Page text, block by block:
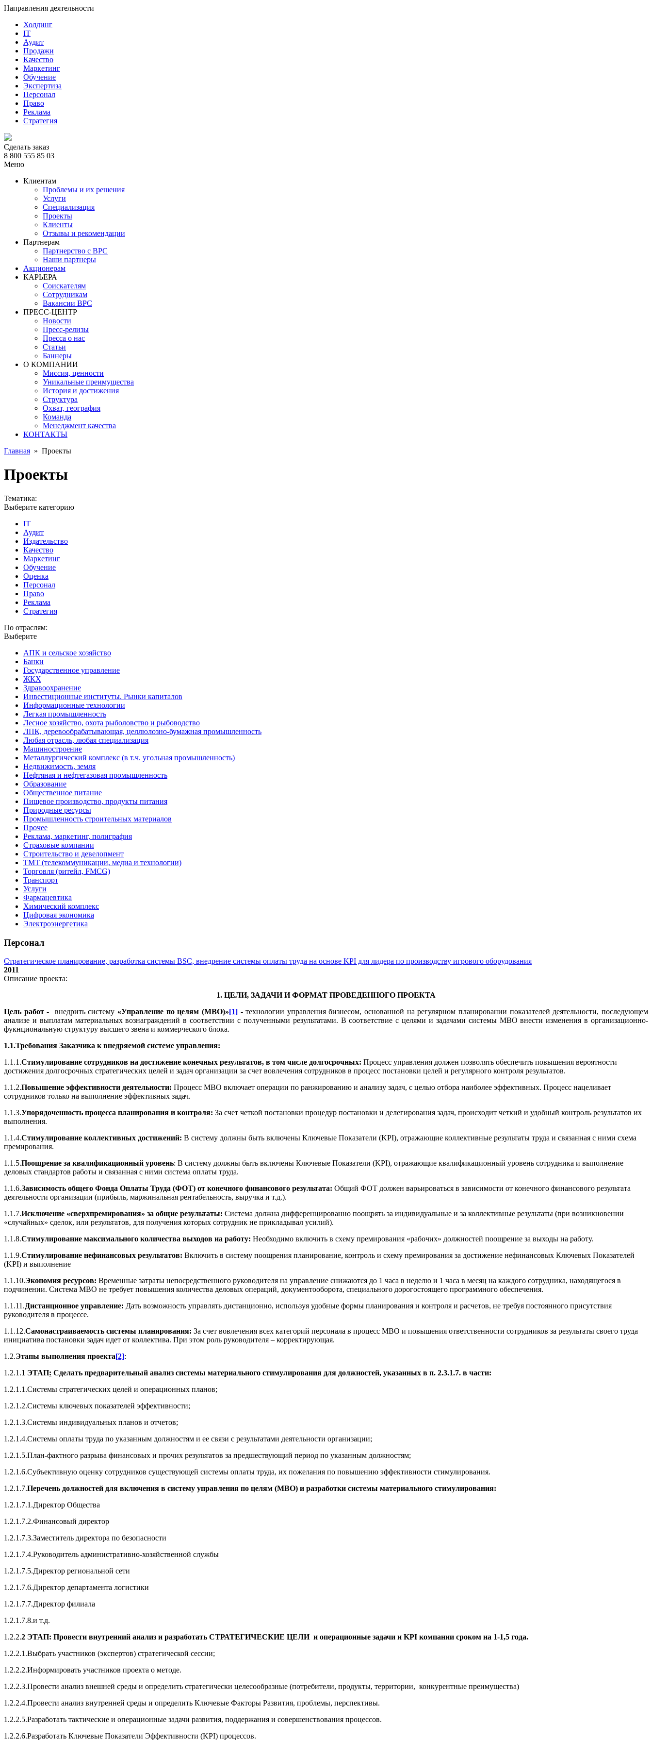
Направления деятельности
Холдинг
IT
Аудит
Продажи
Качество
Маркетинг
Обучение
Экспертиза
Персонал
Право
Реклама
Стратегия
Сделать заказ
8 800 555 85 03
Меню
Клиентам
Проблемы и их решения
Услуги
Специализация
Проекты
Клиенты
Отзывы и рекомендации
Партнерам
Партнерство с BPC
Наши партнеры
Акционерам
КАРЬЕРА
Соискателям
Сотрудникам
Вакансии BPC
ПРЕСС-ЦЕНТР
Новости
Пресс-релизы
Пресса о нас
Статьи
Баннеры
О КОМПАНИИ
Миссия, ценности
Уникальные преимущества
История и достижения
Структура
Охват, география
Команда
Менеджмент качества
КОНТАКТЫ
Главная » Проекты
Проекты
Тематика:
Выберите категорию
IT
Аудит
Издательство
Качество
Маркетинг
Обучение
Оценка
Персонал
Право
Реклама
Стратегия
По отраслям:
Выберите
АПК и сельское хозяйство
Банки
Государственное управление
ЖКХ
Здравоохранение
Инвестиционные институты. Рынки капиталов
Информационные технологии
Легкая промышленность
Лесное хозяйство, охота рыболовство и рыбоводство
ЛПК, деревообрабатывающая, целлюлозно-бумажная промышленность
Любая отрасль, любая специализация
Машиностроение
Металлургический комплекс (в т.ч. угольная промышленность)
Недвижимость, земля
Нефтяная и нефтегазовая промышленность
Образование
Общественное питание
Пищевое производство, продукты питания
Природные ресурсы
Промышленность строительных материалов
Прочее
Реклама, маркетинг, полиграфия
Страховые компании
Строительство и девелопмент
ТМТ (телекоммуникации, медиа и технологии)
Торговля (ритейл, FMCG)
Транспорт
Услуги
Фармацевтика
Химический комплекс
Цифровая экономика
Электроэнергетика
Персонал
Стратегическое планирование, разработка системы BSC, внедрение системы оплаты труда на основе KPI для лидера по производству игрового оборудования
2011
Описание проекта:
1. ЦЕЛИ, ЗАДАЧИ И ФОРМАТ ПРОВЕДЕННОГО ПРОЕКТА
Цель работ- внедрить систему «Управление по целям (МВО)»[1]- технологии управления бизнесом, основанной на регулярном планировании показателей деятельности, последующем
анализе и выплатам материальных вознаграждений в соответствии с полученными результатами. В соответствие с целями и задачами системы МВО внести изменения в организационно-
фукнциональную структуру высшего звена и коммерческого блока.
1.1.Требования Заказчика к внедряемой системе управления:
1.1.1.Стимулирование сотрудников на достижение конечных результатов, в том числе долгосрочных: Процесс управления должен позволять обеспечить повышения вероятности
достижения долгосрочных стратегических целей и задач организации за счет вовлечения сотрудников в процесс постановки целей и регулярного контроля результатов.
1.1.2.Повышение эффективности деятельности: Процесс МВО включает операции по ранжированию и анализу задач, с целью отбора наиболее эффективных. Процесс нацеливает
сотрудников только на выполнение эффективных задач.
1.1.3.Упорядоченность процесса планирования и контроля: За счет четкой постановки процедур постановки и делегирования задач, происходит четкий и удобный контроль результатов их
выполнения.
1.1.4.Стимулирование коллективных достижений: В систему должны быть включены Ключевые Показатели (KPI), отражающие коллективные результаты труда и связанная с ними схема
премирования.
1.1.5.Поощрение за квалификационный уровень: В систему должны быть включены Ключевые Показатели (KPI), отражающие квалификационный уровень сотрудника и выполнение
деловых стандартов работы и связанная с ними система оплаты труда.
1.1.6.Зависимость общего Фонда Оплаты Труда (ФОТ) от конечного финансового результата: Общий ФОТ должен варьироваться в зависимости от конечного финансового результата
деятельности организации (прибыль, маржинальная рентабельность, выручка и т.д.).
1.1.7.Исключение «сверхпремирования» за общие результаты: Система должна дифференцированно поощрять за индивидуальные и за коллективные результаты (при возникновении
«случайных» сделок, или результатов, для получения которых сотрудник не прикладывал усилий).
1.1.8.Стимулирование максимального количества выходов на работу: Необходимо включить в схему премирования «рабочих» должностей поощрение за выходы на работу.
1.1.9.Стимулирование нефинансовых результатов: Включить в систему поощрения планирование, контроль и схему премирования за достижение нефинансовых Ключевых Показателей
(KPI) и выполнение
1.1.10.Экономия ресурсов: Временные затраты непосредственного руководителя на управление снижаются до 1 часа в неделю и 1 часа в месяц на каждого сотрудника, находящегося в
подчинении. Система МВО не требует повышения количества деловых операций, документооборота, специального дорогостоящего программного обеспечения.
1.1.11.Дистанционное управление: Дать возможность управлять дистанционно, используя удобные формы планирования и контроля и расчетов, не требуя постоянного присутствия
руководителя в процессе.
1.1.12.Самонастраиваемость системы планирования: За счет вовлечения всех категорий персонала в процесс МВО и повышения ответственности сотрудников за результаты своего труда
инициатива постановки задач идет от коллектива. При этом роль руководителя – корректирующая.
1.2.Этапы выполнения проекта[2]:
1.2.1.1 ЭТАП: Сделать предварительный анализ системы материального стимулирования для должностей, указанных в п. 2.3.1.7. в части:
1.2.1.1.Системы стратегических целей и операционных планов;
1.2.1.2.Системы ключевых показателей эффективности;
1.2.1.3.Системы индивидуальных планов и отчетов;
1.2.1.4.Системы оплаты труда по указанным должностям и ее связи с результатами деятельности организации;
1.2.1.5.План-фактного разрыва финансовых и прочих результатов за предшествующий период по указанным должностям;
1.2.1.6.Субъективную оценку сотрудников существующей системы оплаты труда, их пожелания по повышению эффективности стимулирования.
1.2.1.7.Перечень должностей для включения в систему управления по целям (МВО) и разработки системы материального стимулирования:
1.2.1.7.1.Директор Общества
1.2.1.7.2.Финансовый директор
1.2.1.7.3.Заместитель директора по безопасности
1.2.1.7.4.Руководитель административно-хозяйственной службы
1.2.1.7.5.Директор региональной сети
1.2.1.7.6.Директор департамента логистики
1.2.1.7.7.Директор филиала
1.2.1.7.8.и т.д.
1.2.2.2 ЭТАП: Провести внутренний анализ и разработать СТРАТЕГИЧЕСКИЕ ЦЕЛИ и операционные задачи и KPI компании сроком на 1-1,5 года.
1.2.2.1.Выбрать участников (экспертов) стратегической сессии;
1.2.2.2.Информировать участников проекта о методе.
1.2.2.3.Провести анализ внешней среды и определить стратегически целесообразные (потребители, продукты, территории, конкурентные преимущества)
1.2.2.4.Провести анализ внутренней среды и определить Ключевые Факторы Развития, проблемы, перспективы.
1.2.2.5.Разработать тактические и операционные задачи развития, поддержания и совершенствования процессов.
1.2.2.6.Разработать Ключевые Показатели Эффективности (KPI) процессов.